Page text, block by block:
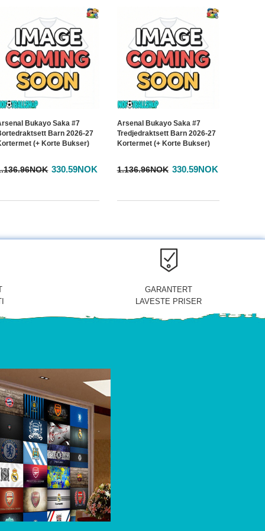
Bukayo Saka #7
Barn 2026-27
(+ Korte Bukser)
330.59NOK
Arsenal Bukayo Saka #7
Tredjedraktsett Barn 2026-27
Kortermet (+ Korte Bukser)
1.136.96NOK 330.59NOK
GARANTERT
LAVESTE PRISER